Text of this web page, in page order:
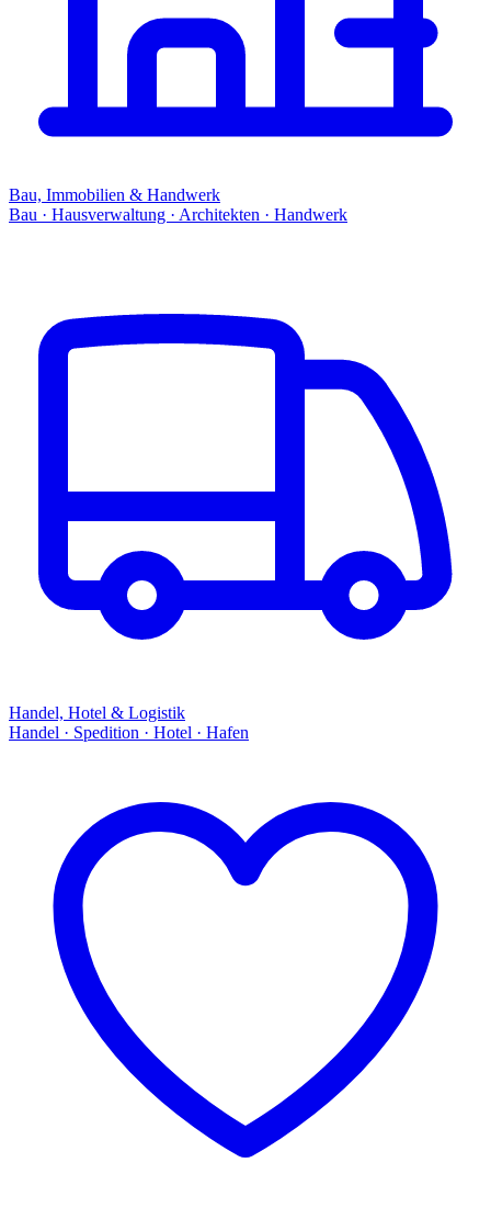
Bau, Immobilien & Handwerk
Bau · Hausverwaltung · Architekten · Handwerk
Handel, Hotel & Logistik
Handel · Spedition · Hotel · Hafen